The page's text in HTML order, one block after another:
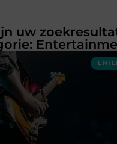
uw